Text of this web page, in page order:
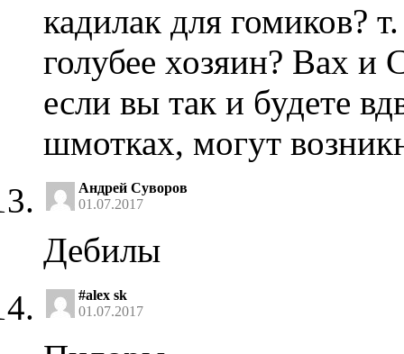
кадилак для гомиков?
голубее хозяин? Вах и
если вы так и будете
шмотках, могут
Андрей Суворов
01.07.2017
Дебилы
#alex sk
01.07.2017